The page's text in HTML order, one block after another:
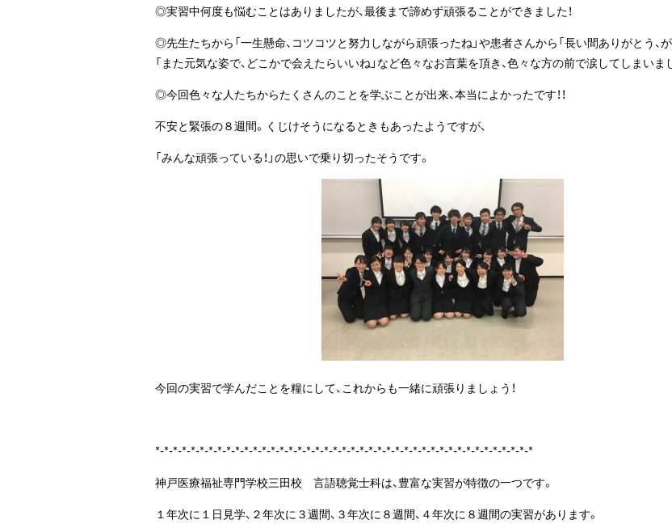
◎実習中何度も悩むことはありましたが、最後まで諦めず頑張ることができました！
◎先生たちから「一生懸命、コツコツと努力しながら頑張ったね」や患者さんから「長い間ありがとう、が
「また元気な姿で、どこかで会えたらいいね」など色々なお言葉を頂き、色々な方の前で涙してしまいま
◎今回色々な人たちからたくさんのことを学ぶことが出来、本当によかったです！！
不安と緊張の８週間。くじけそうになるときもあったようですが、
「みんな頑張っている！」の思いで乗り切ったそうです。
今回の実習で学んだことを糧にして、これからも一緒に頑張りましょう！
*-*-*-*-*-*-*-*-*-*-*-*-*-*-*-*-*-*-*-*-*-*-*-*-*-*-*-*-*-*-*-*-*-*-*-*-*-*-*-*-*-*-*
神戸医療福祉専門学校三田校 言語聴覚士科は、豊富な実習が特徴の一つです。
１年次に１日見学、２年次に３週間、３年次に８週間、４年次に８週間の実習があります。